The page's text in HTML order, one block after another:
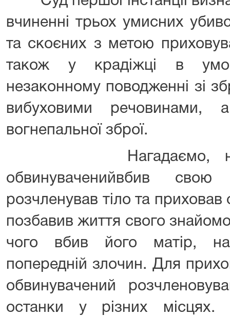
вчиненні трьох умисних
та скоєних з метою
також у крадіжці в
незаконному поводженні зі
вибуховими речовинами,
вогнепальної зброї.
Нагадаємо,
обвинуваченийвбив
розчленував тіло та приховав
позбавив життя свого
чого вбив його матір,
попередній злочин. Для
обвинувачений
останки у різних місцях.